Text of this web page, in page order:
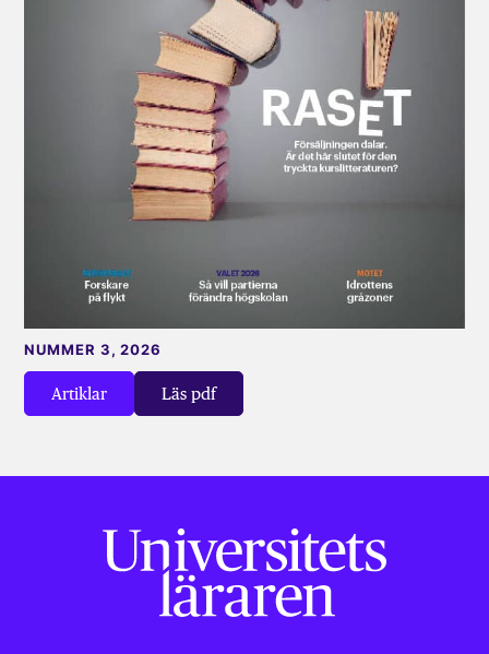
Artiklar Läs pdf
NUMMER 3, 2026